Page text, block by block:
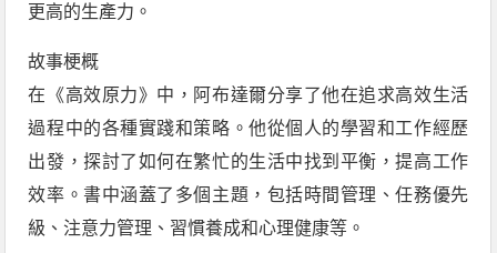
更高的生產力。
故事梗概
在《高效原力》中，阿布達爾分享了他在追求高效生活
過程中的各種實踐和策略。他從個人的學習和工作經歷
出發，探討了如何在繁忙的生活中找到平衡，提高工作
效率。書中涵蓋了多個主題，包括時間管理、任務優先
級、注意力管理、習慣養成和心理健康等。